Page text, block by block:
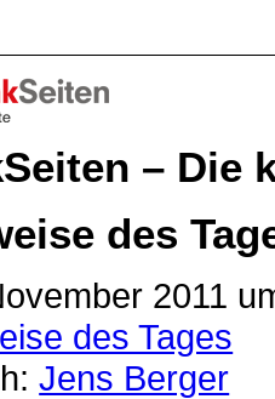
– Die
des
2011
des Tages
Jens Berger